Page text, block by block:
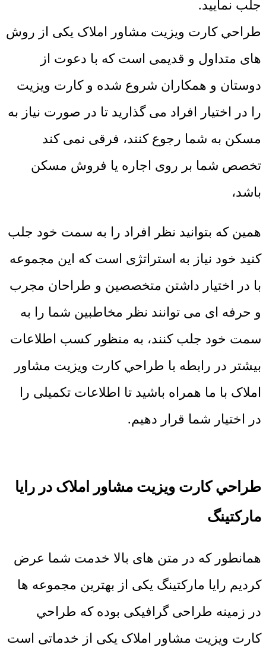
جلب نمایید.
طراحي کارت ويزيت مشاور املاک یکی از روش
های متداول و قدیمی است که با دعوت از
دوستان و همکاران شروع شده و کارت ویزیت
را در اختیار افراد می گذارید تا در صورت نیاز به
مسکن به شما رجوع کنند، فرقی نمی کند
تخصص شما بر روی اجاره یا فروش مسکن
باشد،
همین که بتوانید نظر افراد را به سمت خود جلب
کنید خود نیاز به استراتژی است که این مجموعه
با در اختیار داشتن متخصصین و طراحان مجرب
و حرفه ای می توانند نظر مخاطبین شما را به
سمت خود جلب کنند، به منظور کسب اطلاعات
بیشتر در رابطه با طراحي کارت ويزيت مشاور
املاک با ما همراه باشید تا اطلاعات تکمیلی را
در اختیار شما قرار دهیم.
طراحي کارت ويزيت مشاور املاک در رایا
مارکتینگ
همانطور که در متن های بالا خدمت شما عرض
کردیم رایا مارکتینگ یکی از بهترین مجموعه ها
در زمینه طراحی گرافیکی بوده که طراحي
کارت ويزيت مشاور املاک یکی از خدماتی است